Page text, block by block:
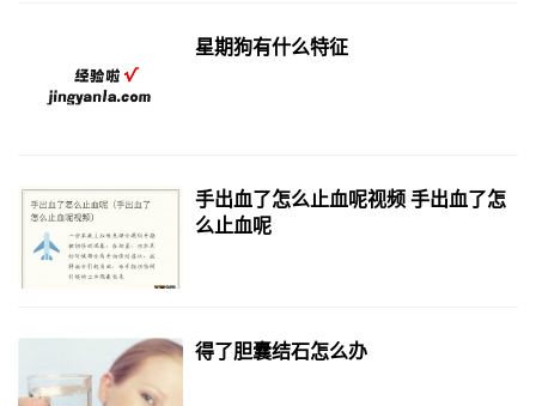
星期狗有什么特征
手出血了怎么止血呢视频 手出血了怎
么止血呢
得了胆囊结石怎么办